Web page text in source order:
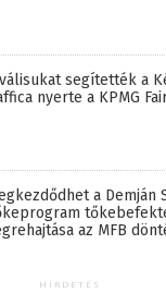
segítették a
nyerte a KPMG
a Demján
az MFB
HIRDETÉS